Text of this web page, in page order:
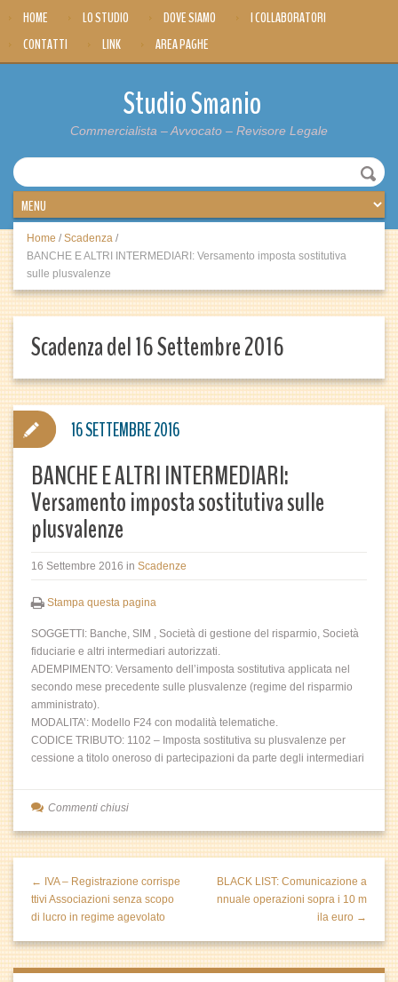
HOME LO STUDIO DOVE SIAMO
I COLLABORATORI
CONTATTI
LINK AREA PAGHE
Studio Smanio
Commercialista – Avvocato – Revisore Legale
Home / Scadenza /
BANCHE E ALTRI INTERMEDIARI: Versamento imposta sostitutiva
sulle plusvalenze
Scadenza del 16 Settembre 2016
BANCHE E ALTRI INTERMEDIARI:
Versamento imposta sostitutiva sulle
plusvalenze
16 Settembre 2016 in Scadenze
Stampa questa pagina
SOGGETTI: Banche, SIM , Società di gestione del risparmio, Società
fiduciarie e altri intermediari autorizzati.
ADEMPIMENTO: Versamento dell’imposta sostitutiva applicata nel
secondo mese precedente sulle plusvalenze (regime del risparmio
amministrato).
MODALITA’: Modello F24 con modalità telematiche.
CODICE TRIBUTO: 1102 – Imposta sostitutiva su plusvalenze per
cessione a titolo oneroso di partecipazioni da parte degli intermediari
16 SETTEMBRE 2016
Commenti chiusi
← IVA – Registrazione corrispe
ttivi Associazioni senza scopo
di lucro in regime agevolato
BLACK LIST: Comunicazione a
nnuale operazioni sopra i 10 m
ila euro →